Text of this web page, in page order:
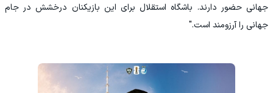
جهانی حضور دارند. باشگاه استقلال برای این بازیکنان درخشش در جام
جهانی را آرزومند است."